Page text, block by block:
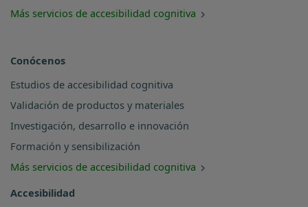
Más servicios de accesibilidad cognitiva
Conócenos
Estudios de accesibilidad cognitiva
Validación de productos y materiales
Investigación, desarrollo e innovación
Formación y sensibilización
Más servicios de accesibilidad cognitiva
Accesibilidad